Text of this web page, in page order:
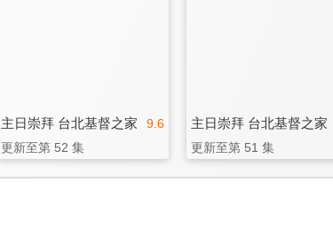
9.6
主日崇拜 台北基督之家
更新至第 52 集
主日崇拜 台北基督之家
更新至第 51 集